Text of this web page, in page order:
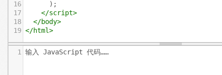
16
);
17
</script>
18
</body>
19 </html>
输入 JavaScript 代码……
1